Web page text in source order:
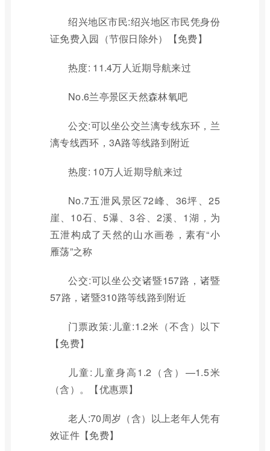
绍兴地区市民:绍兴地区市民凭身份
证免费入园（节假日除外）【免费】
热度: 11.4万人近期导航来过
No.6兰亭景区天然森林氧吧
公交:可以坐公交兰漓专线东环，兰
漓专线西环，3A路等线路到附近
热度: 10万人近期导航来过
No.7五泄风景区72峰、36坪、25
崖、10石、5瀑、3谷、2溪、1湖，为
五泄构成了天然的山水画卷，素有“小
雁荡”之称
公交:可以坐公交诸暨157路，诸暨
57路，诸暨310路等线路到附近
门票政策:儿童:1.2米（不含）以下
【免费】
儿童:儿童身高1.2（含）—1.5米
（含）。【优惠票】
老人:70周岁（含）以上老年人凭有
效证件【免费】